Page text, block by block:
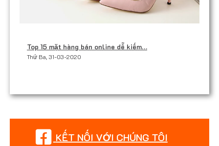
Top 15 mặt hàng bán online dễ kiếm…
Thứ Ba, 31-03-2020
KẾT NỐI VỚI CHÚNG TÔI